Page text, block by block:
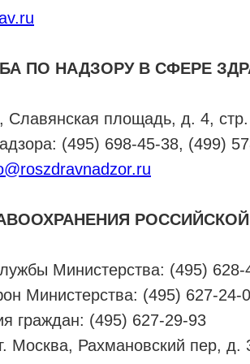
ПО НАДЗОРУ В СФЕРЕ
Славянская площадь, д. 4,
(495) 698-45-38, (499)
Министерства: (495)
Министерства: (495) 627-24-
граждан: (495) 627-29-93
Москва, Рахмановский пер, д.